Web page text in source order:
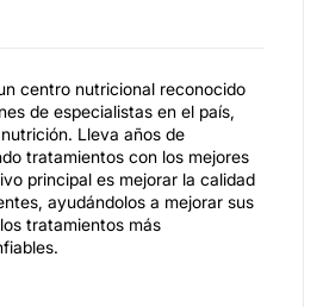
centro nutricional reconocido
de especialistas en el país,
Lleva años de
tratamientos con los mejores
principal es mejorar la calidad
ayudándolos a mejorar sus
tratamientos más